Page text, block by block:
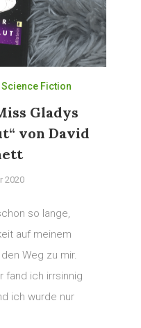
Science Fiction
Gladys
von David
2020
so lange,
auf meinem
Weg zu mir.
fand ich irrsinnig
ich wurde nur